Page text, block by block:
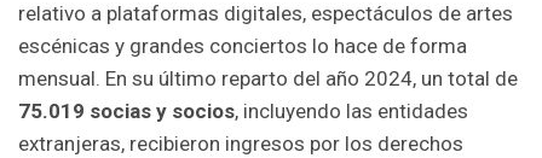
relativo a plataformas digitales, espectáculos de artes
escénicas y grandes conciertos lo hace de forma
mensual. En su último reparto del año 2024, un total de
75.019 socias y socios, incluyendo las entidades
extranjeras, recibieron ingresos por los derechos